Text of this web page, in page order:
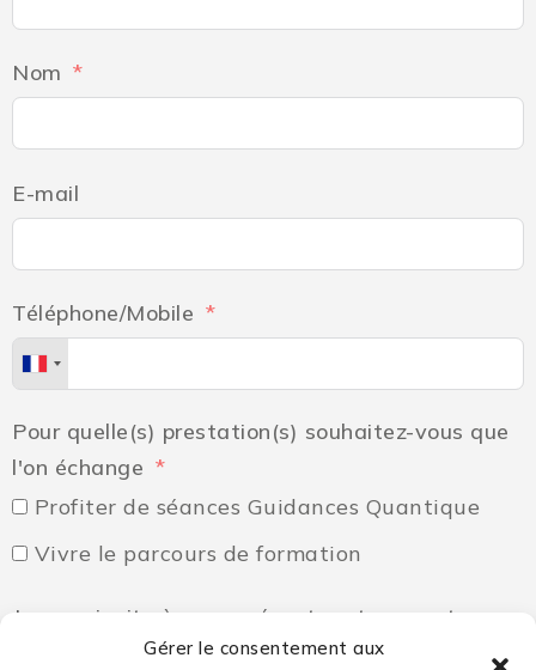
Gérer le consentement aux
Nom
E-mail
Téléphone/Mobile
Pour quelle(s) prestation(s) souhaitez-vous que
l'on échange
Profiter de séances Guidances Quantique
Vivre le parcours de formation
Je vous invite à vous présenter et me partager
ce qui vous motive à bénéficier de la Guidance